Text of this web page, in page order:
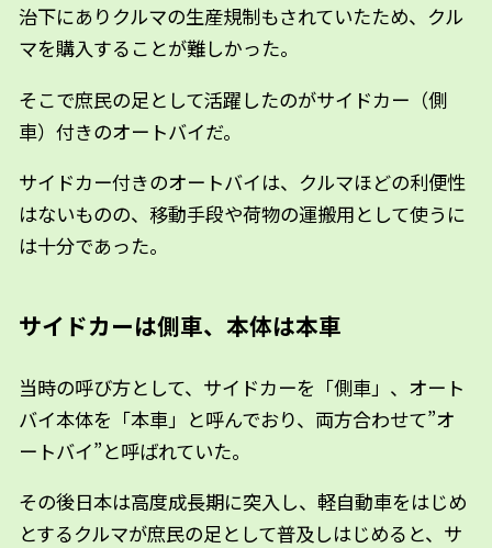
治下にありクルマの生産規制もされていたため、クル
マを購入することが難しかった。
そこで庶民の足として活躍したのがサイドカー（側
車）付きのオートバイだ。
サイドカー付きのオートバイは、クルマほどの利便性
はないものの、移動手段や荷物の運搬用として使うに
は十分であった。
サイドカーは側車、本体は本車
当時の呼び方として、サイドカーを「側車」、オート
バイ本体を「本車」と呼んでおり、両方合わせて”オ
ートバイ”と呼ばれていた。
その後日本は高度成長期に突入し、軽自動車をはじめ
とするクルマが庶民の足として普及しはじめると、サ